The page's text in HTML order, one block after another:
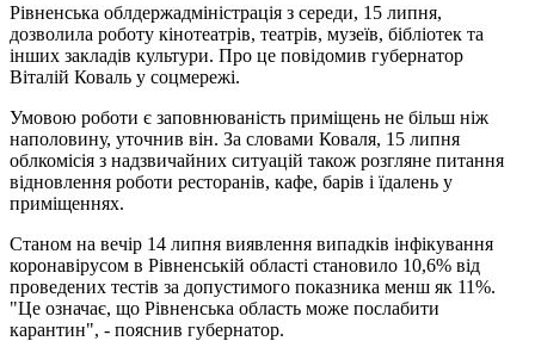
Рівненська облдержадміністрація з середи, 15 липня,
дозволила роботу кінотеатрів, театрів, музеїв, бібліотек та
інших закладів культури. Про це повідомив губернатор
Віталій Коваль у соцмережі.
Умовою роботи є заповнюваність приміщень не більш ніж
наполовину, уточнив він. За словами Коваля, 15 липня
облкомісія з надзвичайних ситуацій також розгляне питання
відновлення роботи ресторанів, кафе, барів і їдалень у
приміщеннях.
Станом на вечір 14 липня виявлення випадків інфікування
коронавірусом в Рівненській області становило 10,6% від
проведених тестів за допустимого показника менш як 11%.
"Це означає, що Рівненська область може послабити
карантин", - пояснив губернатор.